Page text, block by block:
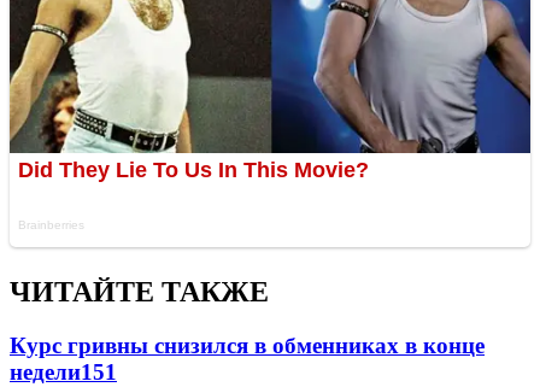
ЧИТАЙТЕ ТАКЖЕ
Курс гривны снизился в обменниках в конце
недели151